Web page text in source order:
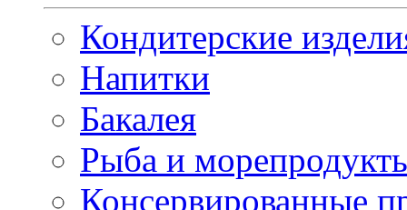
Кондитерские
Напитки
Бакалея
Рыба и
Консервированные